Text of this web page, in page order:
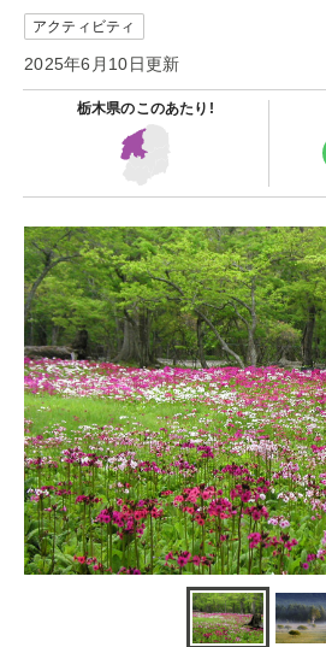
アクティビティ
2025年6月10日更新
栃木県のこのあたり!